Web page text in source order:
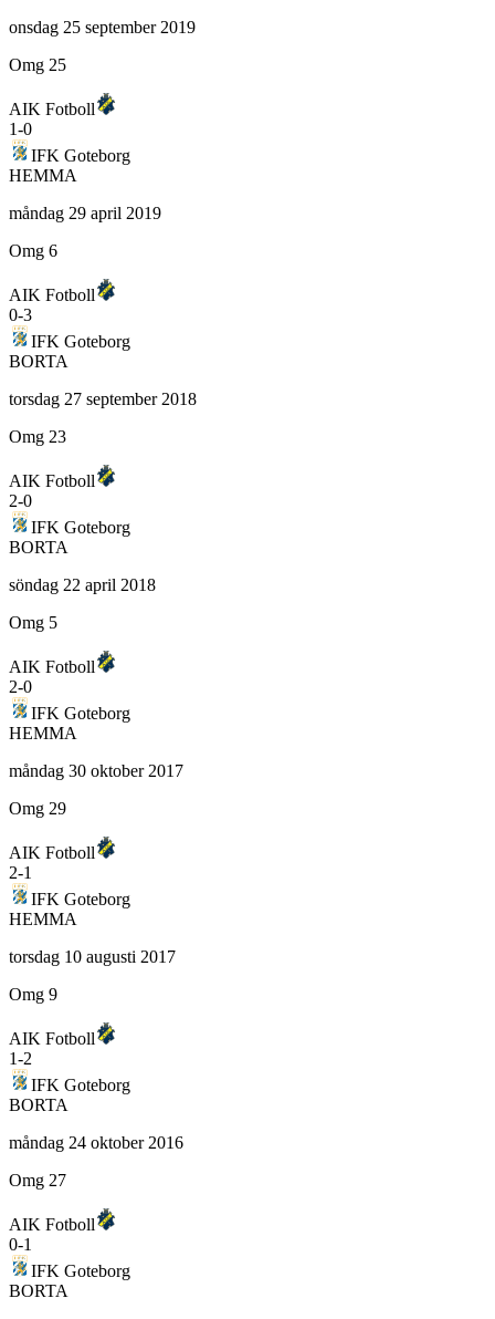
onsdag 25 september 2019
Omg 25
AIK Fotboll
1-0
IFK Goteborg
HEMMA
måndag 29 april 2019
Omg 6
AIK Fotboll
0-3
IFK Goteborg
BORTA
torsdag 27 september 2018
Omg 23
AIK Fotboll
2-0
IFK Goteborg
BORTA
söndag 22 april 2018
Omg 5
AIK Fotboll
2-0
IFK Goteborg
HEMMA
måndag 30 oktober 2017
Omg 29
AIK Fotboll
2-1
IFK Goteborg
HEMMA
torsdag 10 augusti 2017
Omg 9
AIK Fotboll
1-2
IFK Goteborg
BORTA
måndag 24 oktober 2016
Omg 27
AIK Fotboll
0-1
IFK Goteborg
BORTA